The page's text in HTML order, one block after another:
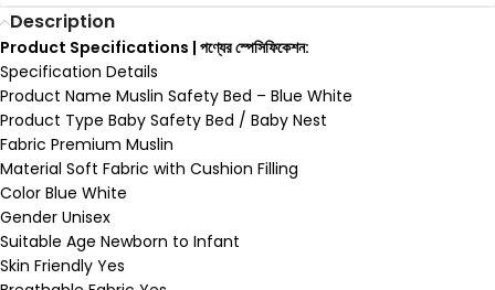
Description
Product Specifications | পণ্যের স্পেসিফিকেশন:
Specification Details
Product Name Muslin Safety Bed – Blue White
Product Type Baby Safety Bed / Baby Nest
Fabric Premium Muslin
Material Soft Fabric with Cushion Filling
Color Blue White
Gender Unisex
Suitable Age Newborn to Infant
Skin Friendly Yes